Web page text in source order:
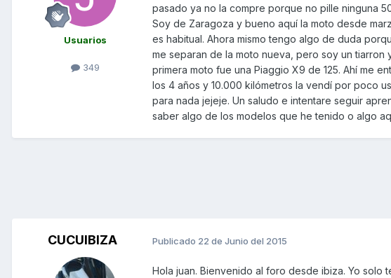
Usuarios
349
pasado ya no la compre porque no pille ninguna
Soy de Zaragoza y bueno aquí la moto desde
es habitual. Ahora mismo tengo algo de duda
me separan de la moto nueva, pero soy un
primera moto fue una Piaggio X9 de 125. Ahí me
los 4 años y 10.000 kilómetros la vendí por poco
para nada jejeje. Un saludo e intentare seguir
saber algo de los modelos que he tenido o algo
CUCUIBIZA Publicado 22 de Junio del 2015
Hola juan. Bienvenido al foro desde ibiza. Yo